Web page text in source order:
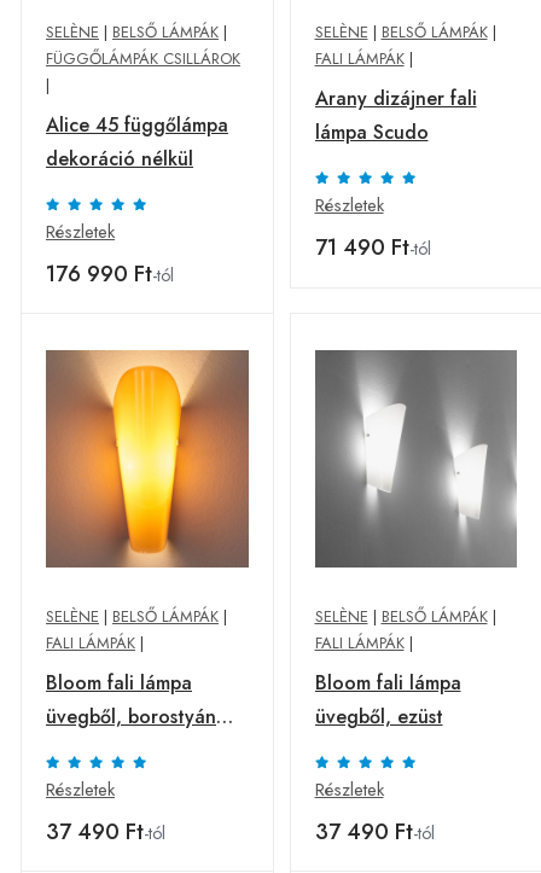
SELÈNE | BELSŐ LÁMPÁK |
FÜGGŐLÁMPÁK CSILLÁROK
|
Alice 45 függőlámpa
dekoráció nélkül
Részletek
176 990 Ft-tól
SELÈNE | BELSŐ LÁMPÁK|
FALI LÁMPÁK|
Arany dizájner fali
lámpa Scudo
Részletek
71 490 Ft-tól
SELÈNE | BELSŐ LÁMPÁK |
FALI LÁMPÁK |
Bloom fali lámpa
üvegből, borostyán
színben
Részletek
37 490 Ft-tól
SELÈNE | BELSŐ LÁMPÁK|
FALI LÁMPÁK|
Bloom fali lámpa
üvegből, ezüst
Részletek
37 490 Ft-tól